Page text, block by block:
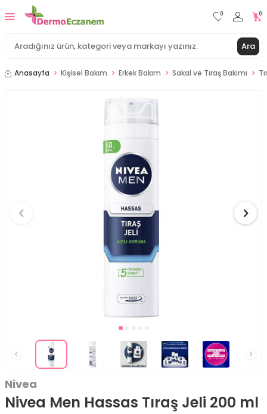
Ara
0 0
Anasayfa Kişisel Bakım Erkek Bakım Sakal ve Tıraş Bakımı
Nivea
Nivea Men Hassas Tıraş Jeli 200 ml